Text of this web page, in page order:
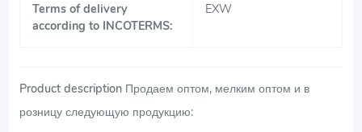
Terms of delivery
according to INCOTERMS:
EXW
Product description Продаем оптом, мелким оптом и в
розницу следующую продукцию: